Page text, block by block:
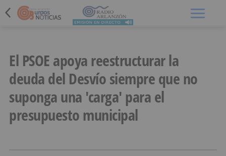
El PSOE apoya reestructurar la
deuda del Desvío siempre que no
suponga una 'carga' para el
presupuesto municipal